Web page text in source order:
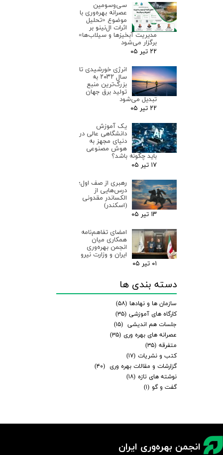
سی‌وسومین
عصرانه بهره‌وری با
موضوع «تحلیل
اثرات ال‌نینو بر
مدیریت آبخیزها و سیلاب‌ها»
برگزار می‌شود
۲۲ تیر ۰۵
انرژی خورشیدی تا
سال ۲۰۳۲ به
بزرگ‌ترین منبع
تولید برق جهان
تبدیل می‌شود
۲۲ تیر ۰۵
یک آموزش
دانشگاهی عالی در
دنیای مجهز به
هوش مصنوعی
باید چگونه باشد؟
۱۷ تیر ۰۵
رهبری از صف اول؛
درس‌هایی از
الکساندر مقدونی
(اسکندر)
۱۳ تیر ۰۵
امضای تفاهم‌نامه
همکاری میان
انجمن بهره‌وری
ایران و وزارت نیرو
۰۱ تیر ۰۵
دسته بندی ها
سازمان ها و نهادها (۵۸)
کارگاه های آموزشی (۳۵)
جلسات هم اندیشی (۱۵)
عصرانه های بهره وری (۳۵)
متفرقه (۳۵)
کتب و نشریات (۱۷)
گزارشات و مقالات بهره وری
(۴۰)
نوشته های تازه (۱۸)
گفت و گو (۱)
انجمن بهره‌وری ایران